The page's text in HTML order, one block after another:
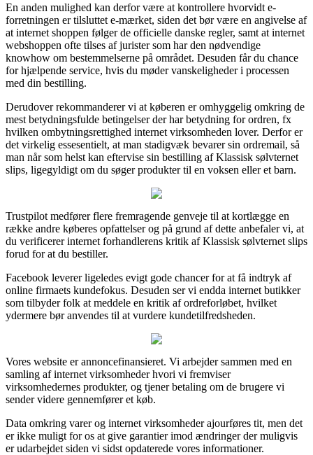
En anden mulighed kan derfor være at kontrollere hvorvidt e-
forretningen er tilsluttet e-mærket, siden det bør være en angivelse af
at internet shoppen følger de officielle danske regler, samt at internet
webshoppen ofte tilses af jurister som har den nødvendige
knowhow om bestemmelserne på området. Desuden får du chance
for hjælpende service, hvis du møder vanskeligheder i processen
med din bestilling.
Derudover rekommanderer vi at køberen er omhyggelig omkring de
mest betydningsfulde betingelser der har betydning for ordren, fx
hvilken ombytningsrettighed internet virksomheden lover. Derfor er
det virkelig essesentielt, at man stadigvæk bevarer sin ordremail, så
man når som helst kan eftervise sin bestilling af Klassisk sølvternet
slips, ligegyldigt om du søger produkter til en voksen eller et barn.
Trustpilot medfører flere fremragende genveje til at kortlægge en
række andre køberes opfattelser og på grund af dette anbefaler vi, at
du verificerer internet forhandlerens kritik af Klassisk sølvternet slips
forud for at du bestiller.
Facebook leverer ligeledes evigt gode chancer for at få indtryk af
online firmaets kundefokus. Desuden ser vi endda internet butikker
som tilbyder folk at meddele en kritik af ordreforløbet, hvilket
ydermere bør anvendes til at vurdere kundetilfredsheden.
Vores website er annoncefinansieret. Vi arbejder sammen med en
samling af internet virksomheder hvori vi fremviser
virksomhedernes produkter, og tjener betaling om de brugere vi
sender videre gennemfører et køb.
Data omkring varer og internet virksomheder ajourføres tit, men det
er ikke muligt for os at give garantier imod ændringer der muligvis
er udarbejdet siden vi sidst opdaterede vores informationer.